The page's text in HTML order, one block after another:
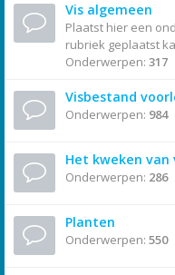
Vis algemeen
Plaatst hier een
rubriek geplaatst
Onderwerpen: 317
Visbestand
Onderwerpen: 984
Het kweken van
Onderwerpen: 286
Planten
Onderwerpen: 550